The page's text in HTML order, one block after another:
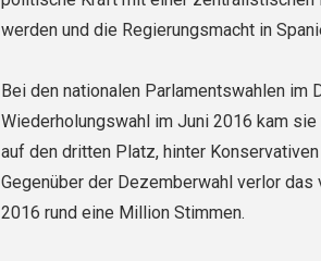
werden und die Regierungsmacht in
Bei den nationalen Parlamentswahlen im
Wiederholungswahl im Juni 2016 kam
auf den dritten Platz, hinter
Gegenüber der Dezemberwahl verlor
2016 rund eine Million Stimmen.